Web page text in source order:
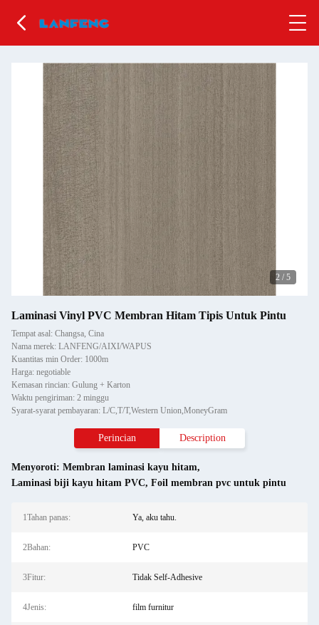
2 / 5
Laminasi Vinyl PVC Membran Hitam Tipis Untuk Pintu
Tempat asal: Changsa, Cina
Nama merek: LANFENG/AIXI/WAPUS
Kuantitas min Order: 1000m
Harga: negotiable
Kemasan rincian: Gulung + Karton
Waktu pengiriman: 2 minggu
Syarat-syarat pembayaran: L/C,T/T,Western Union,MoneyGram
Perincian Description
Menyoroti: Membran laminasi kayu hitam,
Laminasi biji kayu hitam PVC, Foil membran pvc untuk pintu
1Tahan panas: Ya, aku tahu.
2Bahan: PVC
3Fitur: Tidak Self-Adhesive
4Jenis: film furnitur